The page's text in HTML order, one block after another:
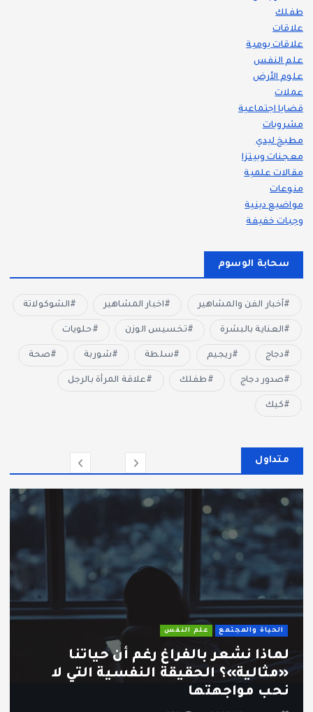
طفلك
علاقات
علاقات يومية
علم النفس
علوم الأرض
عملات
قضايا اجتماعية
مشروبات
مطبخ ليدي
معجنات وبيتزا
مقالات علمية
منوعات
مواضيع دينية
وجبات خفيفة
سحابة الوسوم
أخبار الفن والمشاهير اخبار المشاهير الشوكولاتة
العناية بالبشرة تخسيس الوزن حلويات
دجاج ريجيم سلطة شوربة صحة
صدور دجاج طفلك علاقة المرأة بالرجل
كيك
متداول
الحياة والمجتمع علم النفس
لماذا نشعر بالفراغ رغم أن حياتنا
«مثالية»؟ الحقيقة النفسية التي لا
نحب مواجهتها